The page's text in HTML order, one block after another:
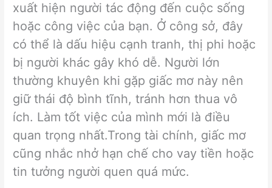
xuất hiện người tác động đến cuộc sống
hoặc công việc của bạn. Ở công sở, đây
có thể là dấu hiệu cạnh tranh, thị phi hoặc
bị người khác gây khó dễ. Người lớn
thường khuyên khi gặp giấc mơ này nên
giữ thái độ bình tĩnh, tránh hơn thua vô
ích. Làm tốt việc của mình mới là điều
quan trọng nhất.Trong tài chính, giấc mơ
cũng nhắc nhở hạn chế cho vay tiền hoặc
tin tưởng người quen quá mức.